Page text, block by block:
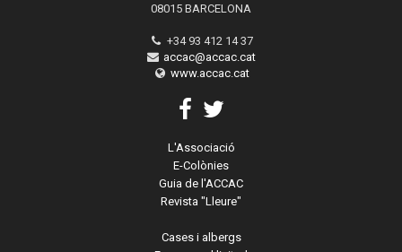
08015 BARCELONA
+34 93 412 14 37
accac@accac.cat
www.accac.cat
L'Associació
E-Colònies
Guia de l'ACCAC
Revista "Lleure"
Cases i albergs